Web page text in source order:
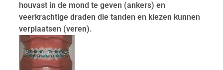
houvast in de mond te geven (ankers) en
veerkrachtige draden die tanden en kiezen kunnen
verplaatsen (veren).